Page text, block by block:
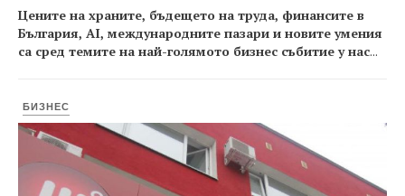
Цените на храните, бъдещето на труда, финансите в
България, AI, международните пазари и новите умения
са сред темите на най-голямото бизнес събитие у нас...
БИЗНЕС